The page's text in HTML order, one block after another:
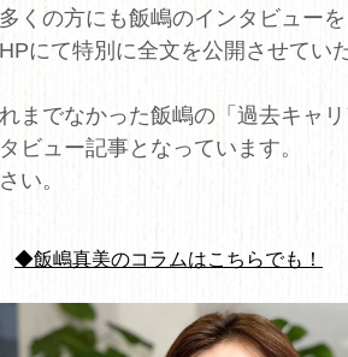
くの方にも飯嶋のインタビュー
にて特別に全文を公開させてい
までなかった飯嶋の「過去キャ
ビュー記事となっています。
い。
◆飯嶋真美のコラムはこちらでも！